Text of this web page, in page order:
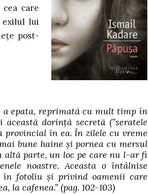
care
exilul lui
post-
a epata, reprimată cu mult timp în
dorință secretă (”seratele
provincial în ea. În zilele cu vreme
bune haine și pornea cu mersul
altă parte, un loc pe care nu l-ar fi
noastre. Aceasta o întâlnise
fotoliu și privind oamenii care
la cafenea.” (pag. 102-103)